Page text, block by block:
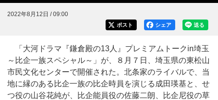
2022年8月12日 / 09:00
送る
シェア
ポスト
「大河ドラマ『鎌倉殿の13人』プレミアムトークin埼玉
～比企一族スペシャル～」が、８月７日、埼玉県の東松山
市民文化センターで開催された。北条家のライバルで、当
地に縁のある比企一族の比企時員を演じる成田瑛基と、せ
つ役の山谷花純が、比企能員役の佐藤二朗、比企尼役の草